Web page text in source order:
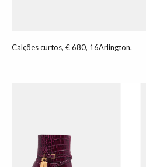
Calções curtos, € 680, 16Arlington.